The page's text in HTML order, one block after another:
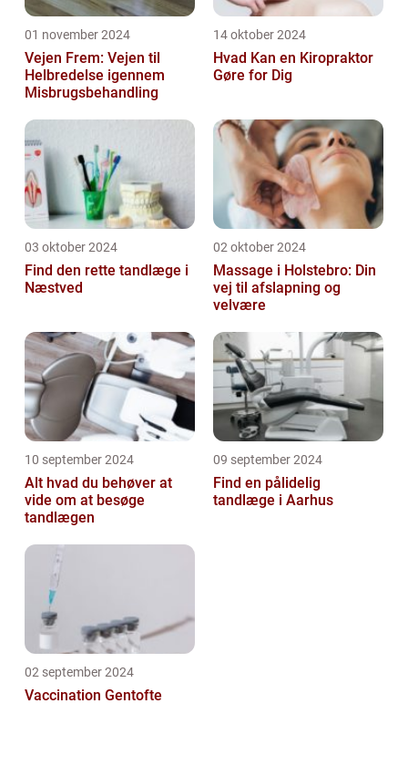
01 november 2024
Vejen Frem: Vejen til
Helbredelse igennem
Misbrugsbehandling
14 oktober 2024
Hvad Kan en Kiropraktor
Gøre for Dig
03 oktober 2024
Find den rette tandlæge i
Næstved
02 oktober 2024
Massage i Holstebro: Din
vej til afslapning og
velvære
10 september 2024
Alt hvad du behøver at
vide om at besøge
tandlægen
09 september 2024
Find en pålidelig
tandlæge i Aarhus
02 september 2024
Vaccination Gentofte